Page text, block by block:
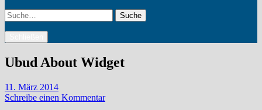
Suche
Ubud About Widget
11. März 2014
Schreibe einen Kommentar